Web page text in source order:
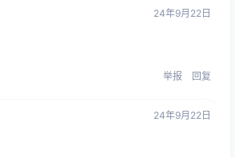
24年9月22日
举报 回复
24年9月22日